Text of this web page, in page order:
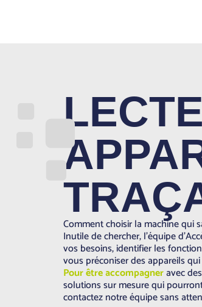
Comment choisir la machine qui
Inutile de chercher, l’équipe
vos besoins, identifier les
vous préconiser des appareils
Pour être accompagneravec
solutions sur mesure qui
contactez notre équipe sans